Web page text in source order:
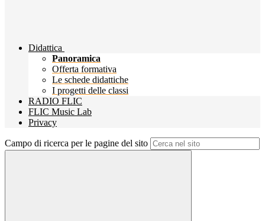
Didattica
Panoramica
Offerta formativa
Le schede didattiche
I progetti delle classi
RADIO FLIC
FLIC Music Lab
Privacy
Campo di ricerca per le pagine del sito